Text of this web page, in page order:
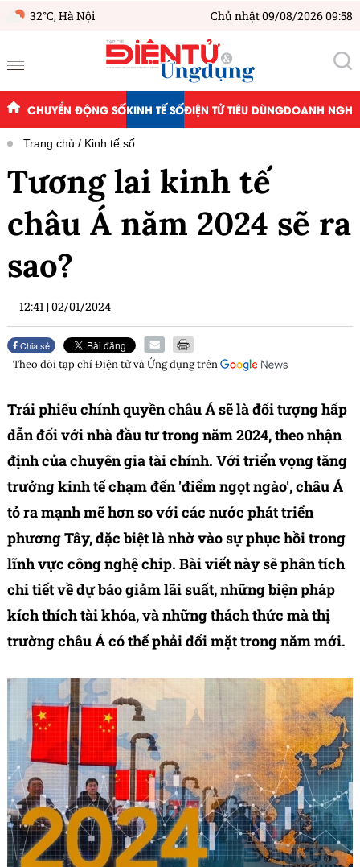
32°C,Hà Nội Chủ nhật 09/08/2026 09:58
CHUYỂN ĐỘNG SỐKINH TẾ SỐĐIỆN TỬ TIÊU DÙNGDOANH
Trang chủ Kinh tế số
Tương lai kinh tế
châu Á năm 2024 sẽ ra
sao?
12:41 |02/01/2024
Chia sẻ
Theo dõi tạp chíĐiện tử và Ứng dụngtrên
Trái phiếu chính quyền châu Á sẽ là đối tượng hấp
dẫn đối với nhà đầu tư trong năm 2024, theo nhận
định của chuyên gia tài chính. Với triển vọng tăng
trưởng kinh tế chạm đến 'điểm ngọt ngào', châu Á
tỏ ra mạnh mẽ hơn so với các nước phát triển
phương Tây, đặc biệt là nhờ vào sự phục hồi trong
lĩnh vực công nghệ chip. Bài viết này sẽ phân tích
chi tiết về dự báo giảm lãi suất, những biện pháp
kích thích tài khóa, và những thách thức mà thị
trường châu Á có thể phải đối mặt trong năm mới.